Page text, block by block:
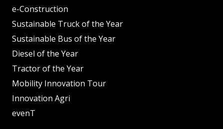
e-Construction
Sustainable Truck of the Year
Sustainable Bus of the Year
Diesel of the Year
Tractor of the Year
Mobility Innovation Tour
Innovation Agri
evenT